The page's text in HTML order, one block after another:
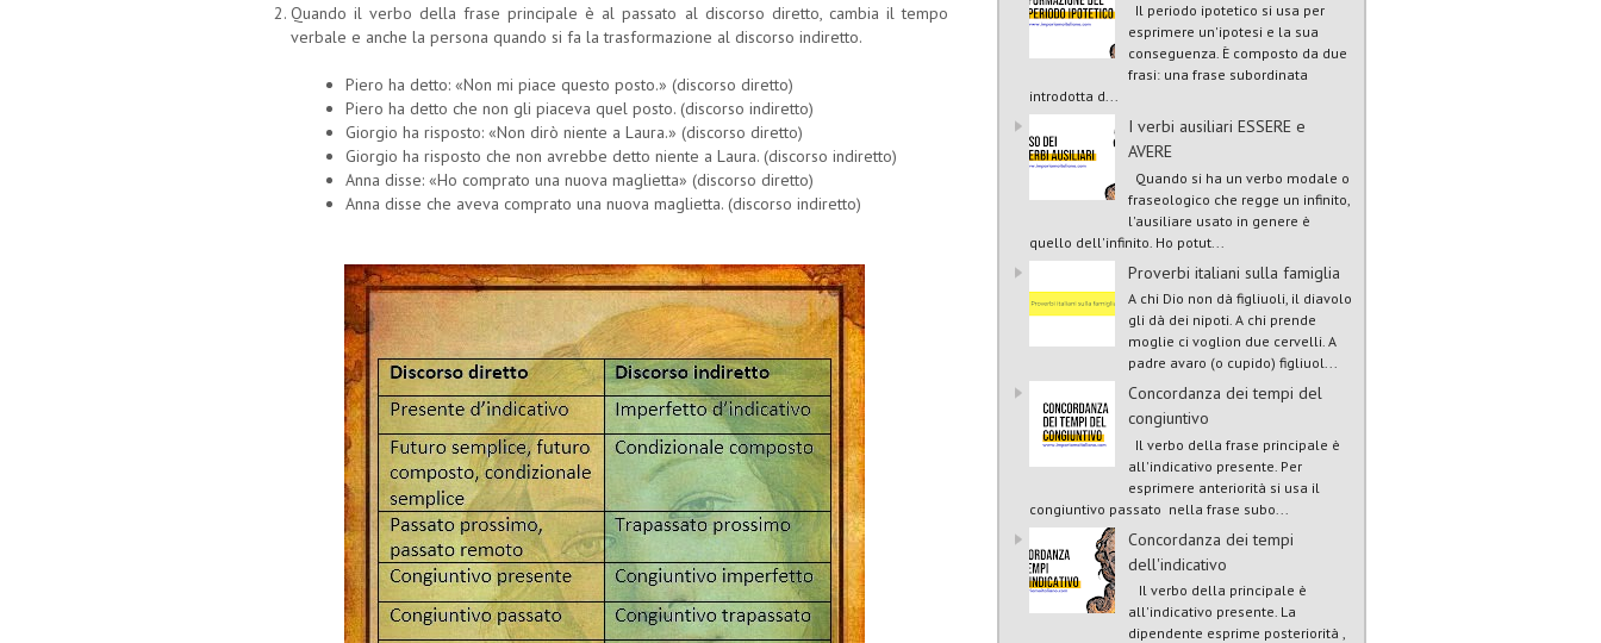
Quando il verbo della frase principale è al passato al discorso diretto, cambia il tempo
verbale e anche la persona quando si fa la trasformazione al discorso indiretto.
Piero ha detto: «Non mi piace questo posto.» (discorso diretto)
Piero ha detto che non gli piaceva quel posto. (discorso indiretto)
Giorgio ha risposto: «Non dirò niente a Laura.» (discorso diretto)
Giorgio ha risposto che non avrebbe detto niente a Laura. (discorso indiretto)
Anna disse: «Ho comprato una nuova maglietta» (discorso diretto)
Anna disse che aveva comprato una nuova maglietta. (discorso indiretto)
Il periodo ipotetico si usa per
esprimere un'ipotesi e la sua
conseguenza. È composto da due
frasi: una frase subordinata
introdotta d...
I verbi ausiliari ESSERE e
AVERE
Quando si ha un verbo modale o
fraseologico che regge un infinito,
l'ausiliare usato in genere è
quello dell'infinito. Ho potut...
Proverbi italiani sulla famiglia
A chi Dio non dà figliuoli, il diavolo
gli dà dei nipoti. A chi prende
moglie ci voglion due cervelli. A
padre avaro (o cupido) figliuol...
Concordanza dei tempi del
congiuntivo
Il verbo della frase principale è
all'indicativo presente. Per
esprimere anteriorità si usa il
congiuntivo passato nella frase subo...
Concordanza dei tempi
dell'indicativo
Il verbo della principale è
all'indicativo presente. La
dipendente esprime posteriorità ,